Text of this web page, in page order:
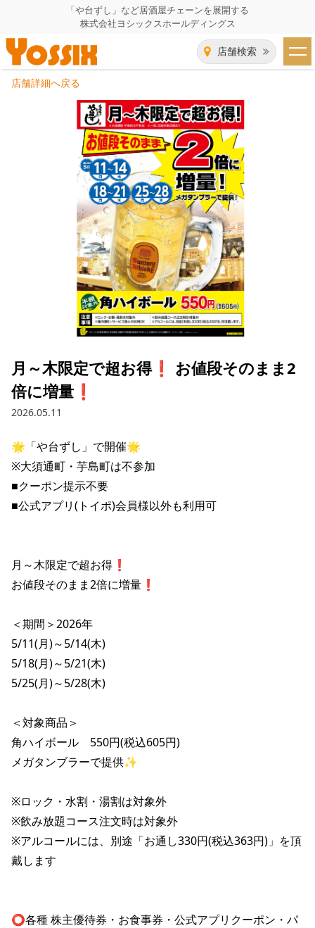
「や台ずし」など居酒屋チェーンを展開する
株式会社ヨシックスホールディングス
店舗検索
HOME
企業情報
企業情報トップ
代表者あいさつ
グループ会社
会社概要
経営陣
組織図
所在地
飲食事業紹介
飲食事業紹介トップ
や台ずし
これや
焼とりてっぱん
ひとくち餃子の頂
せんと
や台や
華花
IR（株主・投資家）情報
IR情報トップ
会長メッセージ
コーポレートガバナンス
財務情報
業績推移
財政状況
株式情報
IRライブラリ
IRライブラリトップ
決算説明資料
有価証券報告書等法定開示資料
その他IR資料
適時開示資料
IRカレンダー
株主優待
FAQ
IRお問い合わせ
採用情報
採用情報トップ
パート・アルバイト
店舗物件・店舗施工管理業者の募集
お問い合わせ
お問い合わせトップ
ご意見・アンケート（ご来店の方）
このサイトについて
プライバシーポリシー
リンク集
店舗詳細へ戻る
月～木限定で超お得❗️ お値段そのまま2
倍に増量❗️
2026.05.11
🌟「や台ずし」で開催🌟
※大須通町・芋島町は不参加
■クーポン提示不要
■公式アプリ(トイポ)会員様以外も利用可
月～木限定で超お得❗️
お値段そのまま2倍に増量❗️
＜期間＞2026年
5/11(月)～5/14(木)
5/18(月)～5/21(木)
5/25(月)～5/28(木)
＜対象商品＞
角ハイボール　550円(税込605円)
メガタンブラーで提供✨
※ロック・水割・湯割は対象外
※飲み放題コース注文時は対象外
※アルコールには、別途「お通し330円(税込363円)」を頂
戴します
⭕️各種 株主優待券・お食事券・公式アプリクーポン・パ